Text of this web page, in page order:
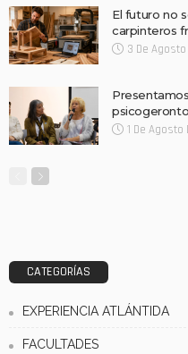
El futuro no
carpinteros
3 De
1 De Agosto
CATEGORÍAS
EXPERIENCIA ATLÁNTIDA
FACULTADES